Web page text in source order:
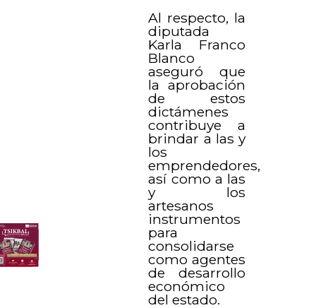
Al respecto, la
diputada
Karla Franco
Blanco
aseguró que
la aprobación
de estos
dictámenes
contribuye a
brindar a las y
los
emprendedores,
así como a las
y los
artesanos
instrumentos
para
consolidarse
como agentes
de desarrollo
económico
del estado.